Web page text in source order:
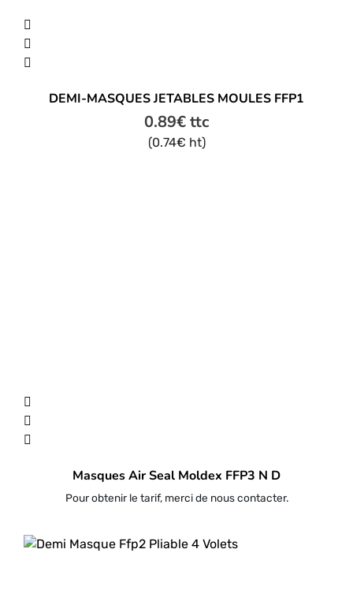
DEMI-MASQUES JETABLES MOULES FFP1
0.89€ttc
(0.74€ ht)
Masques Air Seal Moldex FFP3 N D
Pour obtenir le tarif, merci de nous contacter.